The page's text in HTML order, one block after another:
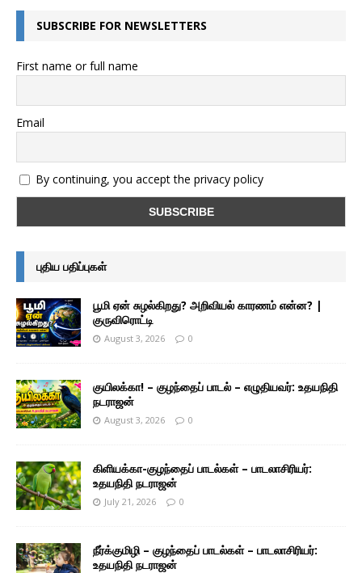
SUBSCRIBE FOR NEWSLETTERS
First name or full name
Email
By continuing, you accept the privacy policy
புதிய பதிப்புகள்
பூமி ஏன் சுழல்கிறது? அறிவியல் காரணம் என்ன? |
குருவிரொட்டி
August 3, 2026 0
குயிலக்கா! – குழந்தைப் பாடல் – எழுதியவர்: உதயநிதி
நடராஜன்
August 3, 2026 0
கிளியக்கா-குழந்தைப் பாடல்கள் – பாடலாசிரியர்:
உதயநிதி நடராஜன்
July 21, 2026 0
நீர்க்குமிழி – குழந்தைப் பாடல்கள் – பாடலாசிரியர்:
உதயநிதி நடராஜன்